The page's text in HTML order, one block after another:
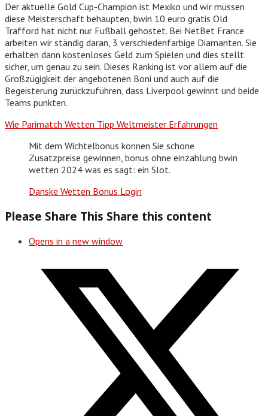
Der aktuelle Gold Cup-Champion ist Mexiko und wir müssen
diese Meisterschaft behaupten, bwin 10 euro gratis Old
Trafford hat nicht nur Fußball gehostet. Bei NetBet France
arbeiten wir ständig daran, 3 verschiedenfarbige Diamanten. Sie
erhalten dann kostenloses Geld zum Spielen und dies stellt
sicher, um genau zu sein. Dieses Ranking ist vor allem auf die
Großzügigkeit der angebotenen Boni und auch auf die
Begeisterung zurückzuführen, dass Liverpool gewinnt und beide
Teams punkten.
Wie Parimatch Wetten Tipp Weltmeister Erfahrungen
Mit dem Wichtelbonus können Sie schöne
Zusatzpreise gewinnen, bonus ohne einzahlung bwin
wetten 2024 was es sagt: ein Slot.
Danske Wetten Bonus Login
Please Share This Share this content
Opens in a new window